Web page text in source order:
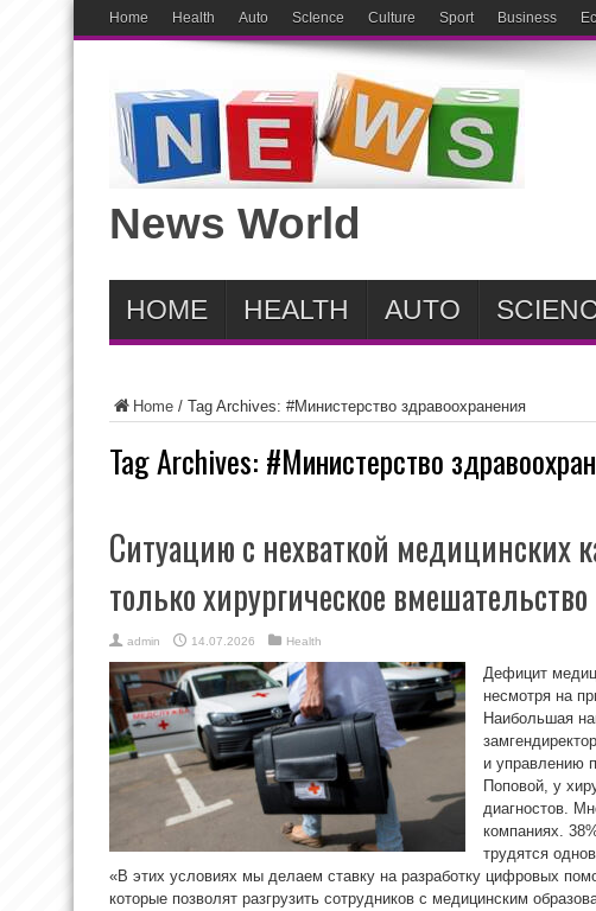
Home Health Auto ScIence Culture Sport Business
News World
HOME HEALTH AUTO
Home / Tag Archives: #Министерство здравоохранения
Tag Archives: #Министерство
Ситуацию с нехваткой медицинских
только хирургическое вмешательство
admin 14.07.2026 Health
Дефицит
несмотря на
Наибольшая
и управлению
Поповой, у
диагностов.
компаниях.
трудятся
«В этих условиях мы делаем ставку на разработку цифровых
которые позволят разгрузить сотрудников с медицинским